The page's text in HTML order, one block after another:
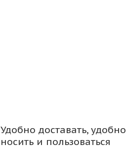
Удобно доставать, удобно
носить и пользоваться